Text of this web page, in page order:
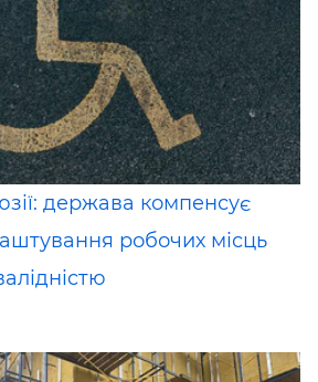
держава компенсує
робочих місць